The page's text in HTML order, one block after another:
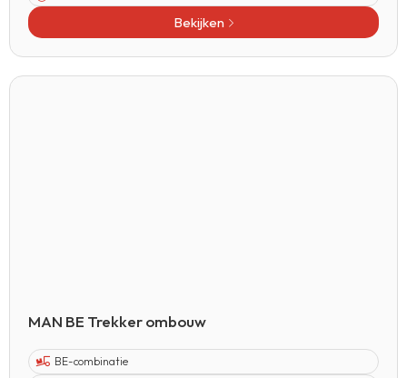
Bekijken
MAN BE Trekker ombouw
BE-combinatie